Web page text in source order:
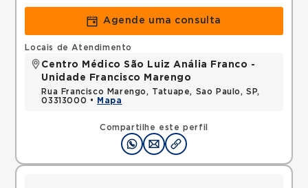
Agende uma consulta
Compartilhe este perfil
Locais de Atendimento
Centro Médico São Luiz Anália Franco -
Unidade Francisco Marengo
Rua Francisco Marengo, Tatuape, Sao Paulo, SP,
03313000 •
Mapa